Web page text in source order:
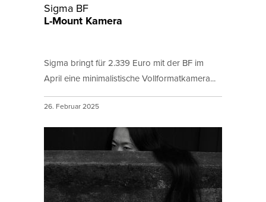
Sigma BF
L-Mount Kamera
Sigma bringt für 2.339 Euro mit der BF im
April eine minimalistische Vollformatkamera...
26. Februar 2025